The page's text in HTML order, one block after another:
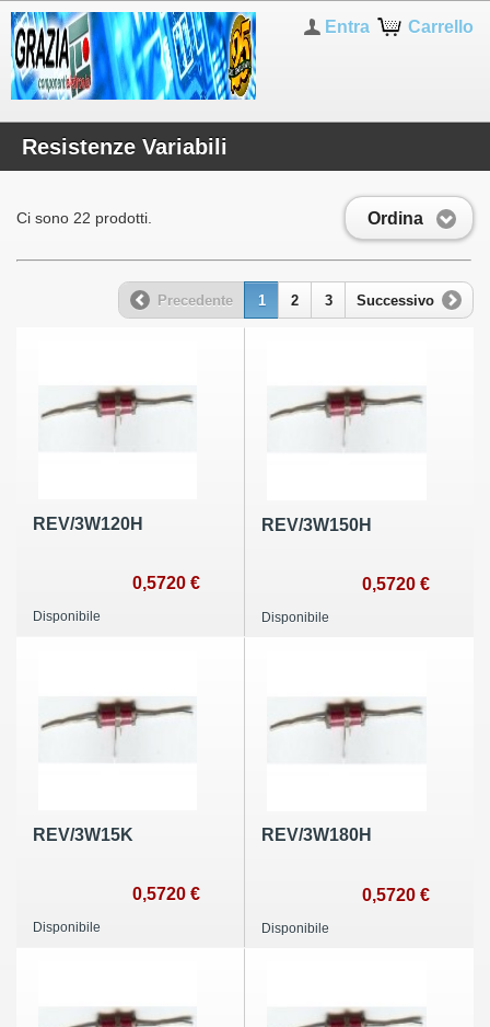
Carrello
Entra
Resistenze Variabili
Ordina
Ci sono 22 prodotti.
Precedente 1 2 3 Successivo
REV/3W120H
0,5720 €
Disponibile
REV/3W150H
0,5720 €
Disponibile
REV/3W15K
0,5720 €
Disponibile
REV/3W180H
0,5720 €
Disponibile